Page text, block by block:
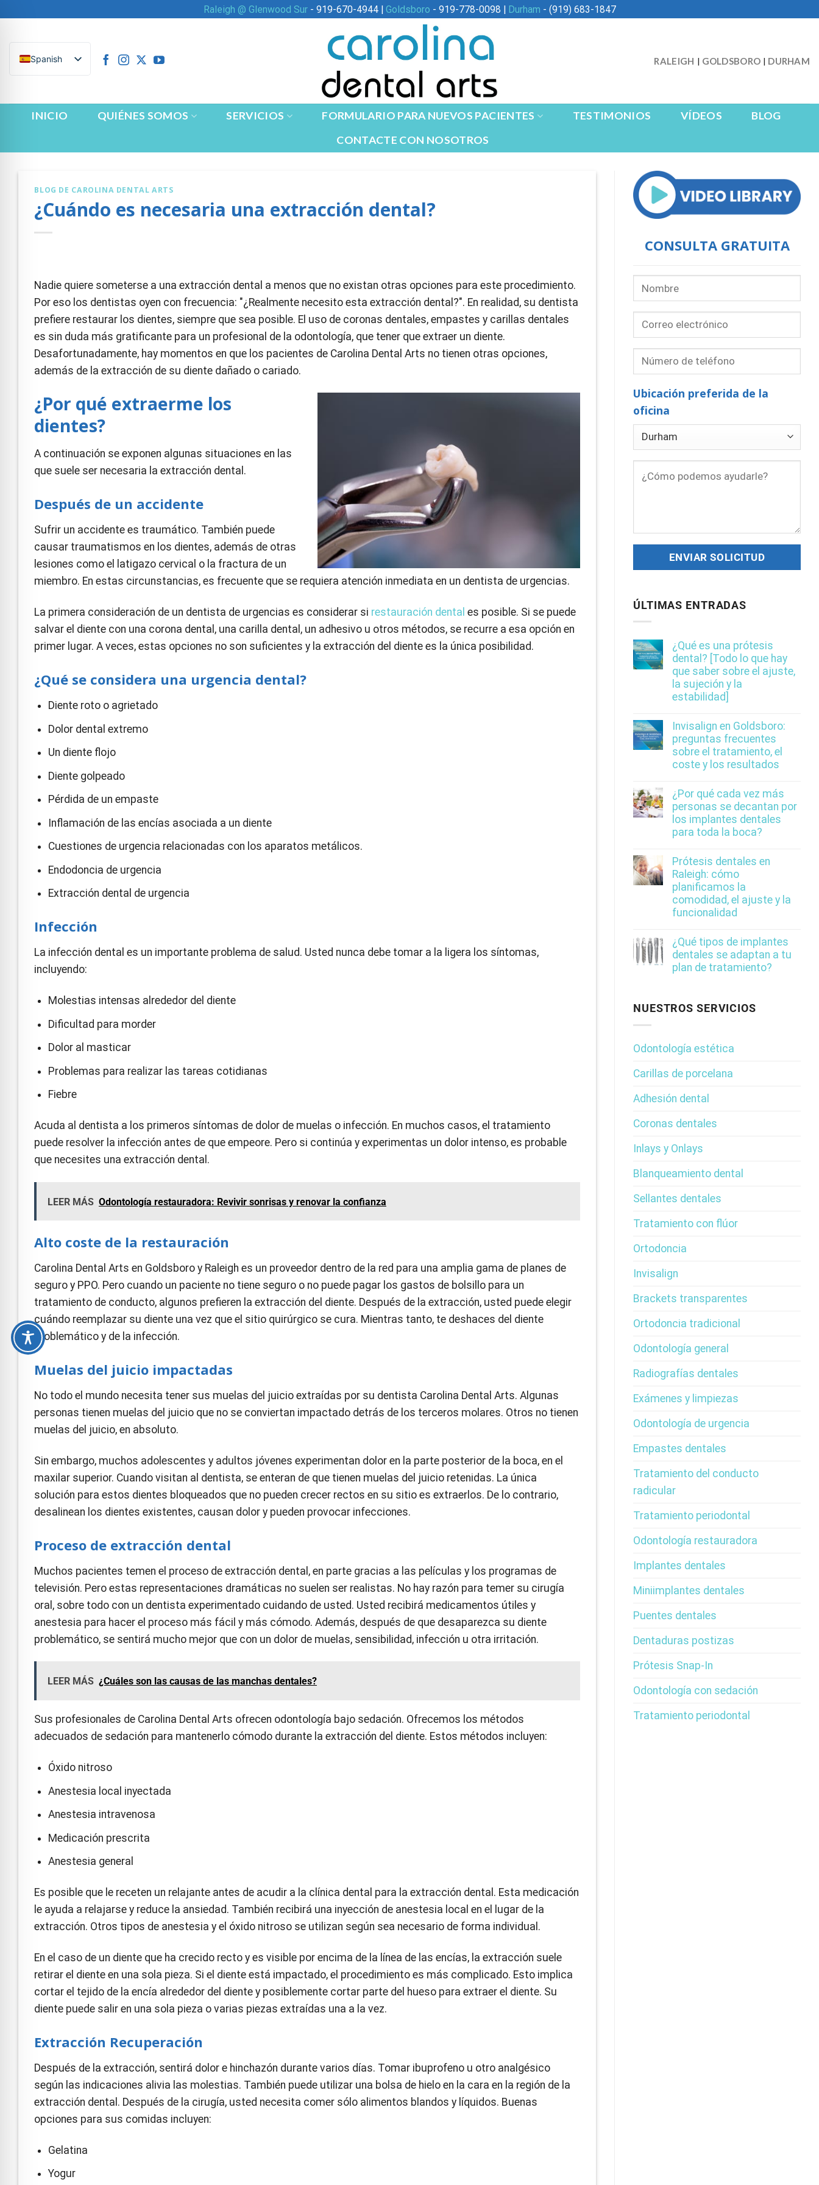
contenido
Raleigh @ Glenwood Sur- 919-670-4944 | Goldsboro - 919-778-0098 | Durham - (919) 683-1847
Spanish RALEIGH | GOLDSBORO | DURHAM
INICIO QUIÉNES SOMOS SERVICIOS FORMULARIO PARA NUEVOS PACIENTES TESTIMONIOS VÍDEOS
BLOG
CONTACTE CON NOSOTROS
BLOG DE CAROLINA DENTAL ARTS
¿Cuándo es necesaria una extracción dental?
Nadie quiere someterse a una extracción dental a menos que no existan otras opciones para este procedimiento.
Por eso los dentistas oyen con frecuencia: "¿Realmente necesito esta extracción dental?". En realidad, su dentista
prefiere restaurar los dientes, siempre que sea posible. El uso de coronas dentales, empastes y carillas dentales
es sin duda más gratificante para un profesional de la odontología, que tener que extraer un diente.
Desafortunadamente, hay momentos en que los pacientes de Carolina Dental Arts no tienen otras opciones,
además de la extracción de su diente dañado o cariado.
¿Por qué extraerme los
dientes?
A continuación se exponen algunas situaciones en las
que suele ser necesaria la extracción dental.
Después de un accidente
Sufrir un accidente es traumático. También puede
causar traumatismos en los dientes, además de otras
lesiones como el latigazo cervical o la fractura de un
miembro. En estas circunstancias, es frecuente que se requiera atención inmediata en un dentista de urgencias.
La primera consideración de un dentista de urgencias es considerar si restauración dental es posible. Si se puede
salvar el diente con una corona dental, una carilla dental, un adhesivo u otros métodos, se recurre a esa opción en
primer lugar. A veces, estas opciones no son suficientes y la extracción del diente es la única posibilidad.
¿Qué se considera una urgencia dental?
Diente roto o agrietado
Dolor dental extremo
Un diente flojo
Diente golpeado
Pérdida de un empaste
Inflamación de las encías asociada a un diente
Cuestiones de urgencia relacionadas con los aparatos metálicos.
Endodoncia de urgencia
Extracción dental de urgencia
Infección
La infección dental es un importante problema de salud. Usted nunca debe tomar a la ligera los síntomas,
incluyendo:
Molestias intensas alrededor del diente
Dificultad para morder
Dolor al masticar
Problemas para realizar las tareas cotidianas
Fiebre
Acuda al dentista a los primeros síntomas de dolor de muelas o infección. En muchos casos, el tratamiento
puede resolver la infección antes de que empeore. Pero si continúa y experimentas un dolor intenso, es probable
que necesites una extracción dental.
LEER MÁS Odontología restauradora: Revivir sonrisas y renovar la confianza
Alto coste de la restauración
Carolina Dental Arts en Goldsboro y Raleigh es un proveedor dentro de la red para una amplia gama de planes de
seguro y PPO. Pero cuando un paciente no tiene seguro o no puede pagar los gastos de bolsillo para un
tratamiento de conducto, algunos prefieren la extracción del diente. Después de la extracción, usted puede elegir
cuándo reemplazar su diente una vez que el sitio quirúrgico se cura. Mientras tanto, te deshaces del diente
problemático y de la infección.
Muelas del juicio impactadas
No todo el mundo necesita tener sus muelas del juicio extraídas por su dentista Carolina Dental Arts. Algunas
personas tienen muelas del juicio que no se conviertan impactado detrás de los terceros molares. Otros no tienen
muelas del juicio, en absoluto.
Sin embargo, muchos adolescentes y adultos jóvenes experimentan dolor en la parte posterior de la boca, en el
maxilar superior. Cuando visitan al dentista, se enteran de que tienen muelas del juicio retenidas. La única
solución para estos dientes bloqueados que no pueden crecer rectos en su sitio es extraerlos. De lo contrario,
desalinean los dientes existentes, causan dolor y pueden provocar infecciones.
Proceso de extracción dental
Muchos pacientes temen el proceso de extracción dental, en parte gracias a las películas y los programas de
televisión. Pero estas representaciones dramáticas no suelen ser realistas. No hay razón para temer su cirugía
oral, sobre todo con un dentista experimentado cuidando de usted. Usted recibirá medicamentos útiles y
anestesia para hacer el proceso más fácil y más cómodo. Además, después de que desaparezca su diente
problemático, se sentirá mucho mejor que con un dolor de muelas, sensibilidad, infección u otra irritación.
LEER MÁS ¿Cuáles son las causas de las manchas dentales?
Sus profesionales de Carolina Dental Arts ofrecen odontología bajo sedación. Ofrecemos los métodos
adecuados de sedación para mantenerlo cómodo durante la extracción del diente. Estos métodos incluyen:
Óxido nitroso
Anestesia local inyectada
Anestesia intravenosa
Medicación prescrita
Anestesia general
Es posible que le receten un relajante antes de acudir a la clínica dental para la extracción dental. Esta medicación
le ayuda a relajarse y reduce la ansiedad. También recibirá una inyección de anestesia local en el lugar de la
extracción. Otros tipos de anestesia y el óxido nitroso se utilizan según sea necesario de forma individual.
En el caso de un diente que ha crecido recto y es visible por encima de la línea de las encías, la extracción suele
retirar el diente en una sola pieza. Si el diente está impactado, el procedimiento es más complicado. Esto implica
cortar el tejido de la encía alrededor del diente y posiblemente cortar parte del hueso para extraer el diente. Su
diente puede salir en una sola pieza o varias piezas extraídas una a la vez.
Extracción Recuperación
Después de la extracción, sentirá dolor e hinchazón durante varios días. Tomar ibuprofeno u otro analgésico
según las indicaciones alivia las molestias. También puede utilizar una bolsa de hielo en la cara en la región de la
extracción dental. Después de la cirugía, usted necesita comer sólo alimentos blandos y líquidos. Buenas
opciones para sus comidas incluyen:
Gelatina
Yogur
CONSULTA GRATUITA
Ubicación preferida de la
oficina
ÚLTIMAS ENTRADAS
¿Qué es una prótesis
dental? [Todo lo que hay
que saber sobre el ajuste,
la sujeción y la
estabilidad]
Invisalign en Goldsboro:
preguntas frecuentes
sobre el tratamiento, el
coste y los resultados
¿Por qué cada vez más
personas se decantan por
los implantes dentales
para toda la boca?
Prótesis dentales en
Raleigh: cómo
planificamos la
comodidad, el ajuste y la
funcionalidad
¿Qué tipos de implantes
dentales se adaptan a tu
plan de tratamiento?
NUESTROS SERVICIOS
Odontología estética
Carillas de porcelana
Adhesión dental
Coronas dentales
Inlays y Onlays
Blanqueamiento dental
Sellantes dentales
Tratamiento con flúor
Ortodoncia
Invisalign
Brackets transparentes
Ortodoncia tradicional
Odontología general
Radiografías dentales
Exámenes y limpiezas
Odontología de urgencia
Empastes dentales
Tratamiento del conducto
radicular
Tratamiento periodontal
Odontología restauradora
Implantes dentales
Miniimplantes dentales
Puentes dentales
Dentaduras postizas
Prótesis Snap-In
Odontología con sedación
Tratamiento periodontal
Mode
Friendly Mode
Safe Mode